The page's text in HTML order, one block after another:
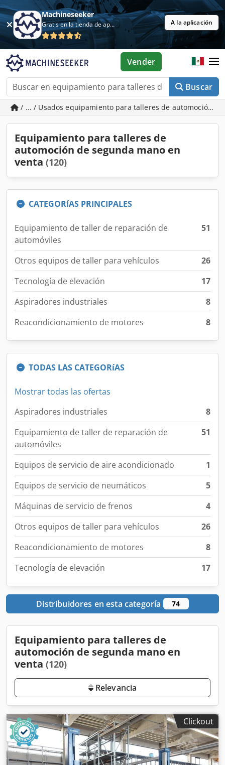
Machineseeker
Gratis en la tienda de aplicaciones A la aplicación
Buscar
Vender
/ ... / Usados equipamiento para talleres de automoción
Equipamiento para talleres de
automoción de segunda mano en
venta (120)
CATEGORíAS PRINCIPALES
Equipamiento de taller de reparación de
automóviles
51
Otros equipos de taller para vehículos
26
Tecnología de elevación
17
Aspiradores industriales
8
Reacondicionamiento de motores
8
TODAS LAS CATEGORíAS
Mostrar todas las ofertas
Aspiradores industriales
8
Equipamiento de taller de reparación de
automóviles
51
Equipos de servicio de aire acondicionado
1
Equipos de servicio de neumáticos
5
Máquinas de servicio de frenos
4
Otros equipos de taller para vehículos
26
Reacondicionamiento de motores
8
Tecnología de elevación
17
Distribuidores en esta categoría 74
Equipamiento para talleres de
automoción de segunda mano en
venta (120)
Relevancia
Clickout